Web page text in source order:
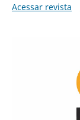
Acessar revista